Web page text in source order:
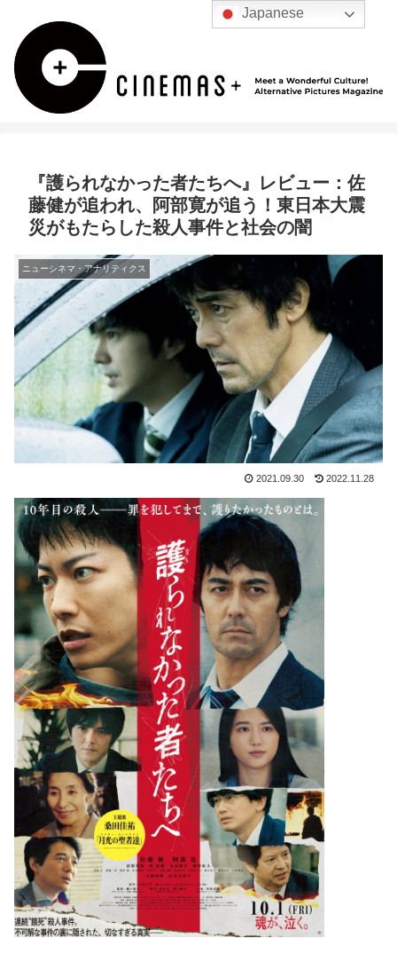
『護られなかった者たちへ』レビュー：佐
藤健が追われ、阿部寛が追う！東日本大震
災がもたらした殺人事件と社会の闇
ニューシネマ・アナリティクス
2021.09.30 2022.11.28
Japanese